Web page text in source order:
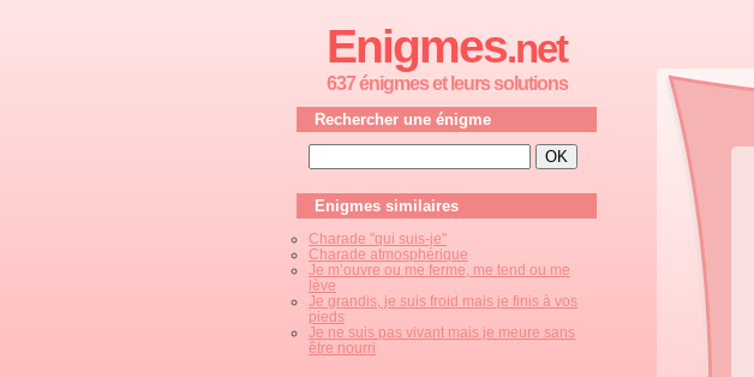
Enigmes.net
637 énigmes et leurs solutions
Rechercher une énigme
Enigmes similaires
Charade "qui suis-je"
Charade atmosphérique
Je m’ouvre ou me ferme, me tend ou me
lève
Je grandis, je suis froid mais je finis à vos
pieds
Je ne suis pas vivant mais je meure sans
être nourri